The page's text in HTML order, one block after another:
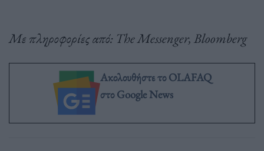
Με πληροφορίες από: The Messenger, Bloomberg
Ακολουθήστε το OLAFAQ
στο Google News